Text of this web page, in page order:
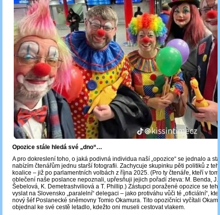
Opozice stále hledá své „dno“…
A pro dokreslení toho, o jaká podivná individua naší „opozice“ se jednalo a
nabízím čtenářům jednu starší fotografii. Zachycuje skupinku pěti politiků z
koalice ‒ již po parlamentních volbách z října 2025. (Pro ty čtenáře, kteří v
oblečení naše poslance nepoznali, upřesňuji jejich pořadí zleva: M. Benda, J.
Šebelová, K. Demetrashviliová a T. Phillip.) Zástupci poražené opozice se
vyslat na Slovensko „paralelní“ delegaci – jako protiváhu vůči té „oficiální“,
nový šéf Poslanecké sněmovny Tomio Okamura. Tito opozičníci vyčítali
objednal ke své cestě letadlo, kdežto oni museli cestovat vlakem.